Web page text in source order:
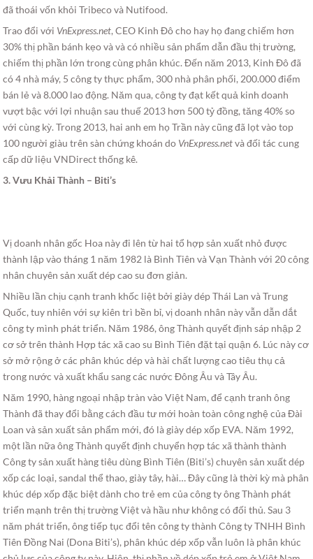
đã thoái vốn khỏi Tribeco và Nutifood.
Trao đổi với VnExpress.net, CEO Kinh Đô cho hay họ đang chiếm hơn
30% thị phần bánh kẹo và và có nhiều sản phẩm dẫn đầu thị trường,
chiếm thị phần lớn trong cùng phân khúc. Đến năm 2013, Kinh Đô đã
có 4 nhà máy, 5 công ty thực phẩm, 300 nhà phân phối, 200.000 điểm
bán lẻ và 8.000 lao động. Năm qua, công ty đạt kết quả kinh doanh
vượt bậc với lợi nhuận sau thuế 2013 hơn 500 tỷ đồng, tăng 40% so
với cùng kỳ. Trong 2013, hai anh em họ Trần này cũng đã lọt vào top
100 người giàu trên sàn chứng khoán do VnExpress.netvà đối tác cung
cấp dữ liệu VNDirect thống kê.
3. Vưu Khải Thành – Biti’s
Vị doanh nhân gốc Hoa này đi lên từ hai tổ hợp sản xuất nhỏ được
thành lập vào tháng 1 năm 1982 là Bình Tiên và Vạn Thành với 20 công
nhân chuyên sản xuất dép cao su đơn giản.
Nhiều lần chịu cạnh tranh khốc liệt bởi giày dép Thái Lan và Trung
Quốc, tuy nhiên với sự kiên trì bền bỉ, vị doanh nhân này vẫn dẫn dắt
công ty mình phát triển. Năm 1986, ông Thành quyết định sáp nhập 2
cơ sở trên thành Hợp tác xã cao su Bình Tiên đặt tại quận 6. Lúc này cơ
sở mở rộng ở các phân khúc dép và hài chất lượng cao tiêu thụ cả
trong nước và xuất khẩu sang các nước Đông Âu và Tây Âu.
Năm 1990, hàng ngoại nhập tràn vào Việt Nam, để cạnh tranh ông
Thành đã thay đổi bằng cách đầu tư mới hoàn toàn công nghệ của Đài
Loan và sản xuất sản phẩm mới, đó là giày dép xốp EVA. Năm 1992,
một lần nữa ông Thành quyết định chuyển hợp tác xã thành thành
Công ty sản xuất hàng tiêu dùng Bình Tiên (Biti’s) chuyên sản xuất dép
xốp các loại, sandal thể thao, giày tây, hài… Đây cũng là thời kỳ mà phân
khúc dép xốp đặc biệt dành cho trẻ em của công ty ông Thành phát
triển mạnh trên thị trường Việt và hầu như không có đối thủ. Sau 3
năm phát triển, ông tiếp tục đổi tên công ty thành Công ty TNHH Bình
Tiên Đồng Nai (Dona Biti’s), phân khúc dép xốp vẫn luôn là phân khúc